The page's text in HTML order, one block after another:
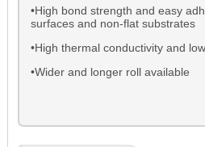
•High bond strength and easy
surfaces and non-flat substrates
•High thermal conductivity and
•Wider and longer roll available